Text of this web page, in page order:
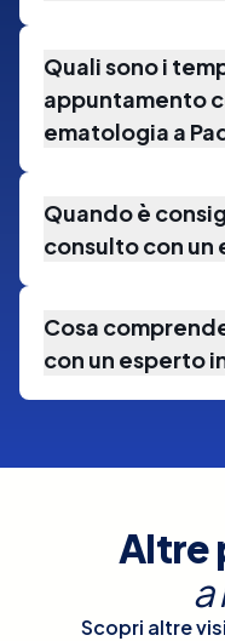
Quali sono i
appuntamento
ematologia a
Quando è
consulto con un
Cosa
con un esperto
Altre
a
Scopri altre